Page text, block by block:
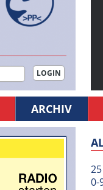
ARCHIV
0-